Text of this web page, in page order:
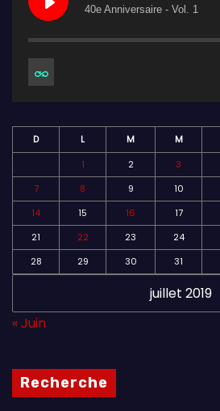
40e Anniversaire - Vol. 1
juillet 2019
D L M M
1
2 3
7
8 9 10
14
15 16 17
21
22 23 24
28
29 30 31
« Juin
Recherche